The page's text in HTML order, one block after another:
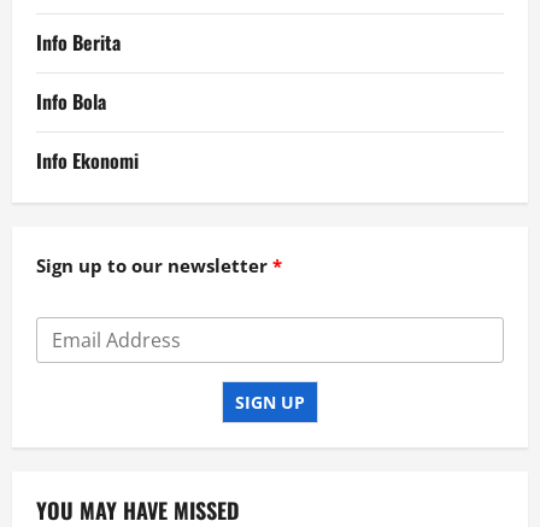
Info Berita
Info Bola
Info Ekonomi
Sign up to our newsletter
SIGN UP
YOU MAY HAVE MISSED